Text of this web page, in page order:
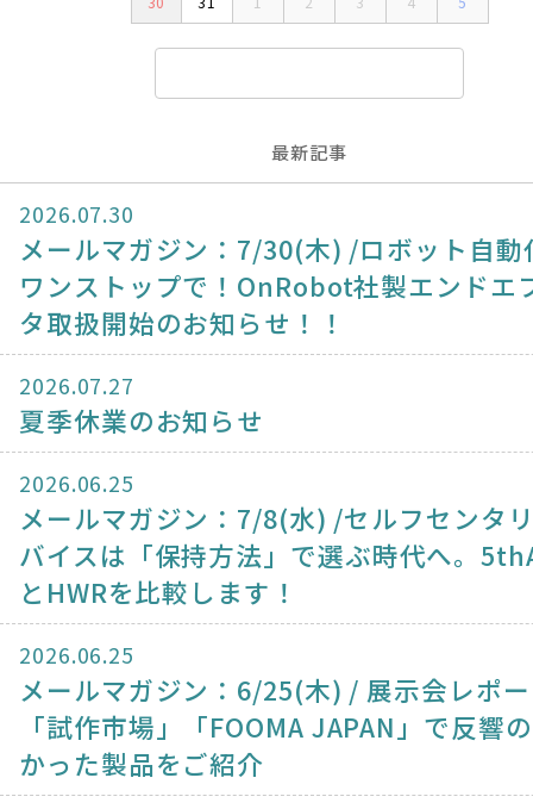
最新記事
2026.07.30
メールマガジン：7/30(木) /ロボット自動
ワンストップで！OnRobot社製エンドエ
タ取扱開始のお知らせ！！
2026.07.27
夏季休業のお知らせ
2026.06.25
メールマガジン：7/8(水) /セルフセンタ
バイスは「保持方法」で選ぶ時代へ。
とHWRを比較します！
2026.06.25
メールマガジン：6/25(木) / 展示会レポ
「試作市場」「FOOMA JAPAN」で反響
かった製品をご紹介